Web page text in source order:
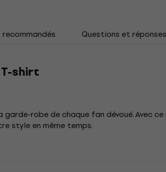
Questions et réponses
shirt
robe de chaque fan dévoué. Avec ce
style en même temps.